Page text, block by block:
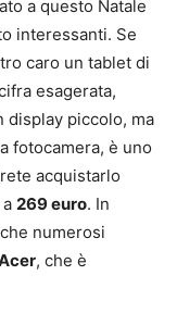
a questo Natale
interessanti. Se
caro un tablet di
esagerata,
display piccolo, ma
fotocamera, è uno
acquistarlo
269 euro. In
numerosi
, che è